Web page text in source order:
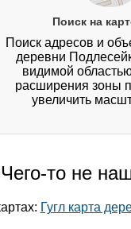
Поиск на
Поиск адресов и
деревни
видимой
расширения зоны
увеличить
Чего-то не
Гугл карта